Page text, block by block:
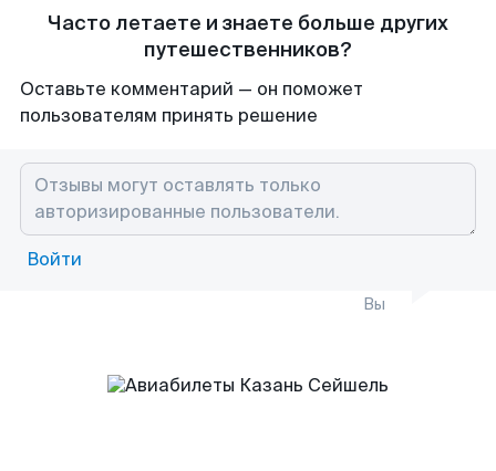
Часто летаете и знаете больше других
путешественников?
Оставьте комментарий — он поможет
пользователям принять решение
Войти
Вы